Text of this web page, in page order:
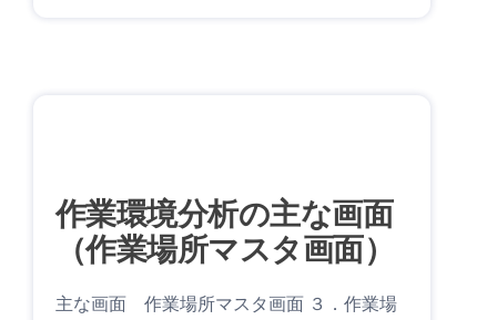
作業環境分析の主な画面
（作業場所マスタ画面）
主な画面 作業場所マスタ画面 ３．作業場